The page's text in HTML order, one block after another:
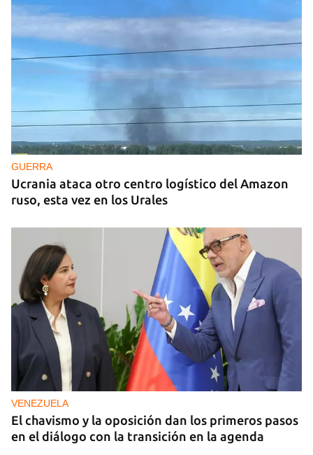
GUERRA
Ucrania ataca otro centro logístico del Amazon
ruso, esta vez en los Urales
VENEZUELA
El chavismo y la oposición dan los primeros pasos
en el diálogo con la transición en la agenda